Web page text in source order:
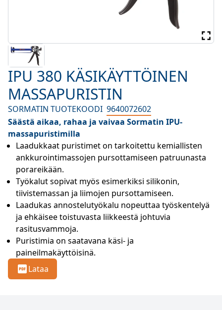
IPU 380 KÄSIKÄYTTÖINEN
MASSAPURISTIN
SORMATIN TUOTEKOODI 9640072602
Säästä aikaa, rahaa ja vaivaa Sormatin IPU-
massapuristimilla
Laadukkaat puristimet on tarkoitettu kemiallisten
ankkurointimassojen pursottamiseen patruunasta
porareikään.
Työkalut sopivat myös esimerkiksi silikonin,
tiivistemassan ja liimojen pursottamiseen.
Laadukas annostelutyökalu nopeuttaa työskentelyä
ja ehkäisee toistuvasta liikkeestä johtuvia
rasitusvammoja.
Puristimia on saatavana käsi- ja
paineilmakäyttöisinä.
Lataa